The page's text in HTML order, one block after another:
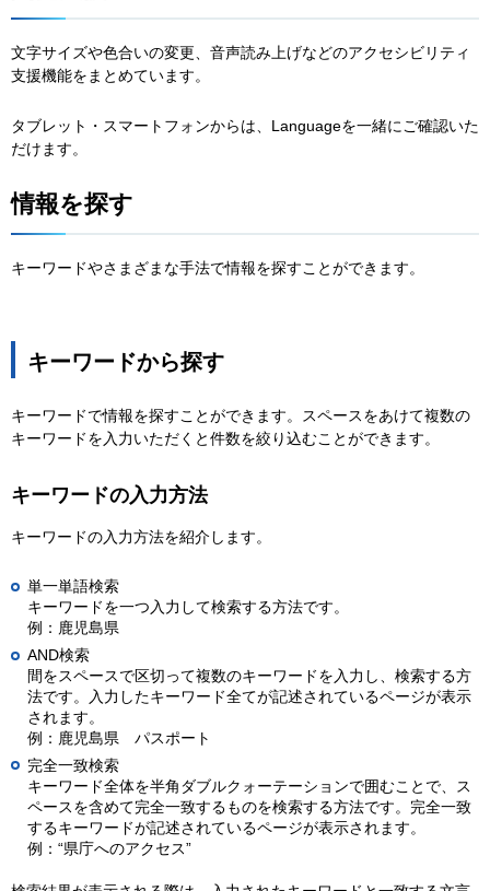
文字サイズや色合いの変更、音声読み上げなどのアクセシビリティ
支援機能をまとめています。
タブレット・スマートフォンからは、Languageを一緒にご確認いた
だけます。
情報を探す
キーワードやさまざまな手法で情報を探すことができます。
キーワードから探す
キーワードで情報を探すことができます。スペースをあけて複数の
キーワードを入力いただくと件数を絞り込むことができます。
キーワードの入力方法
キーワードの入力方法を紹介します。
単一単語検索
キーワードを一つ入力して検索する方法です。
例：鹿児島県
AND検索
間をスペースで区切って複数のキーワードを入力し、検索する方
法です。入力したキーワード全てが記述されているページが表示
されます。
例：鹿児島県 パスポート
完全一致検索
キーワード全体を半角ダブルクォーテーションで囲むことで、ス
ペースを含めて完全一致するものを検索する方法です。完全一致
するキーワードが記述されているページが表示されます。
例：“県庁へのアクセス”